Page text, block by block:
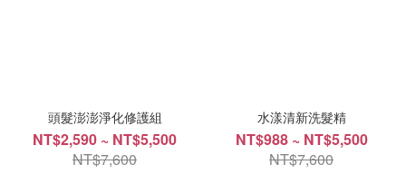
頭髮澎澎淨化修護組
NT$2,590 ~ NT$5,500
NT$7,600
水漾清新洗髮精
NT$988 ~ NT$5,500
NT$7,600